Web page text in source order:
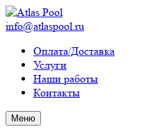
info@atlaspool.ru
Оплата/Доставка
Услуги
Наши работы
Контакты
Меню